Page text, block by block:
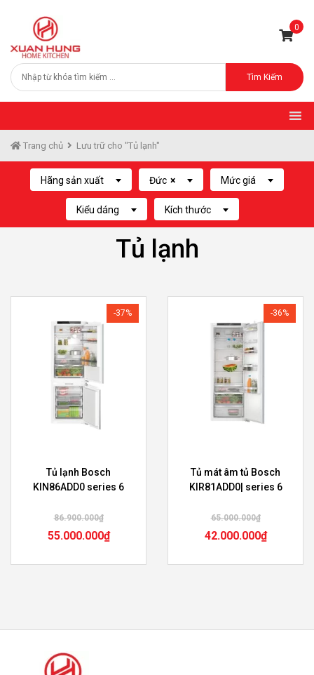
0
Tìm Kiếm
Trang chủ Lưu trữ cho "Tủ lạnh"
Hãng sản xuất ×
Đức Mức giá
Kiểu dáng Kích thước
Tủ lạnh
-37%
Tủ lạnh Bosch
KIN86ADD0 series 6
86.900.000₫
55.000.000₫
-36%
Tủ mát âm tủ Bosch
KIR81ADD0| series 6
65.000.000₫
42.000.000₫